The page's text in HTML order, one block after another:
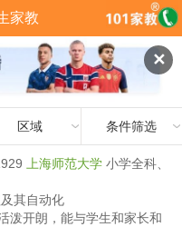
✕
家教
区域 条件筛选
上海师范大学 小学全科、
其自动化
泼开朗，能与学生和家长和